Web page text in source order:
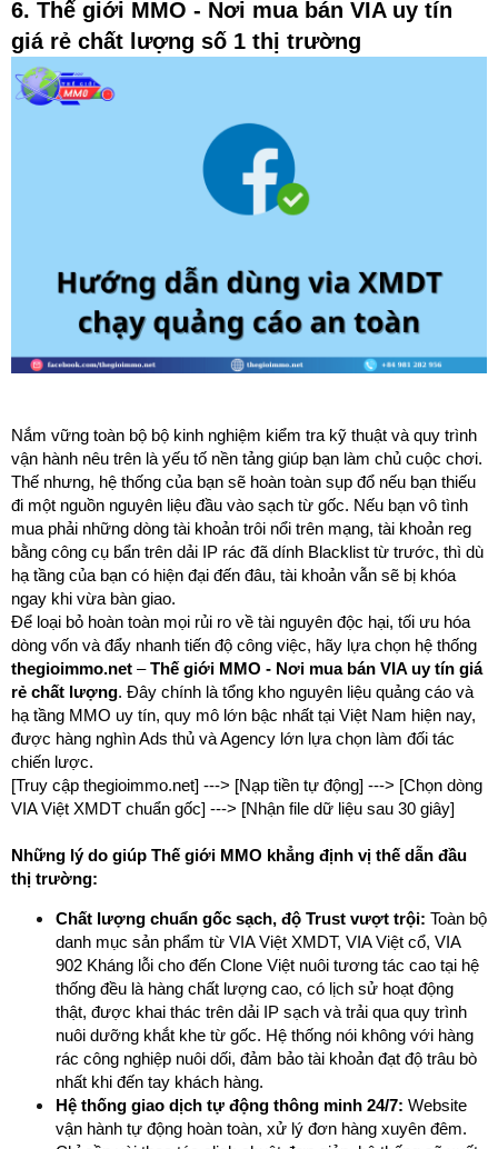
6. Thế giới MMO - Nơi mua bán VIA uy tín
giá rẻ chất lượng số 1 thị trường
Nắm vững toàn bộ bộ kinh nghiệm kiểm tra kỹ thuật và quy trình
vận hành nêu trên là yếu tố nền tảng giúp bạn làm chủ cuộc chơi.
Thế nhưng, hệ thống của bạn sẽ hoàn toàn sụp đổ nếu bạn thiếu
đi một nguồn nguyên liệu đầu vào sạch từ gốc. Nếu bạn vô tình
mua phải những dòng tài khoản trôi nổi trên mạng, tài khoản reg
bằng công cụ bẩn trên dải IP rác đã dính Blacklist từ trước, thì dù
hạ tầng của bạn có hiện đại đến đâu, tài khoản vẫn sẽ bị khóa
ngay khi vừa bàn giao.
Để loại bỏ hoàn toàn mọi rủi ro về tài nguyên độc hại, tối ưu hóa
dòng vốn và đẩy nhanh tiến độ công việc, hãy lựa chọn hệ thống
thegioimmo.net –Thế giới MMO - Nơi mua bán VIA uy tín giá
rẻ chất lượng. Đây chính là tổng kho nguyên liệu quảng cáo và
hạ tầng MMO uy tín, quy mô lớn bậc nhất tại Việt Nam hiện nay,
được hàng nghìn Ads thủ và Agency lớn lựa chọn làm đối tác
chiến lược.
[Truy cập thegioimmo.net] ---> [Nạp tiền tự động] ---> [Chọn dòng
VIA Việt XMDT chuẩn gốc] ---> [Nhận file dữ liệu sau 30 giây]
Những lý do giúp Thế giới MMO khẳng định vị thế dẫn đầu
thị trường:
Chất lượng chuẩn gốc sạch, độ Trust vượt trội: Toàn bộ
danh mục sản phẩm từ VIA Việt XMDT, VIA Việt cổ, VIA
902 Kháng lỗi cho đến Clone Việt nuôi tương tác cao tại hệ
thống đều là hàng chất lượng cao, có lịch sử hoạt động
thật, được khai thác trên dải IP sạch và trải qua quy trình
nuôi dưỡng khắt khe từ gốc. Hệ thống nói không với hàng
rác công nghiệp nuôi dối, đảm bảo tài khoản đạt độ trâu bò
nhất khi đến tay khách hàng.
Hệ thống giao dịch tự động thông minh 24/7: Website
vận hành tự động hoàn toàn, xử lý đơn hàng xuyên đêm.